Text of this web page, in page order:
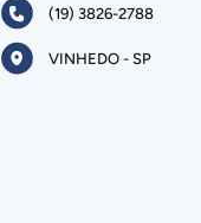
(19) 3826-2788
VINHEDO - SP